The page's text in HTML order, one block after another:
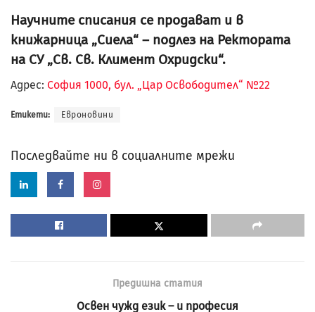
Научните списания се продават и в
книжарница „Сиела“ – подлез на Ректората
на СУ „Св. Св. Климент Охридски“.
Адрес: София 1000, бул. „Цар Освободител“ №22
Етикети: Евроновини
Последвайте ни в социалните мрежи
Предишна статия
Освен чужд език – и професия